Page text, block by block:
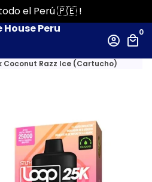
todo el Perú 🇵🇪 !
House Peru
account_circle local_mall
0
Coconut Razz Ice (Cartucho)